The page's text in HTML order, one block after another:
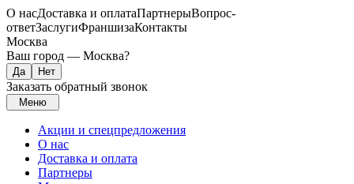
О насДоставка и оплатаПартнерыВопрос-
ответЗаслугиФраншизаКонтакты
Москва
Ваш город — Москва?
Заказать обратный звонок
Меню
Акции и спецпредложения
О нас
Доставка и оплата
Партнеры